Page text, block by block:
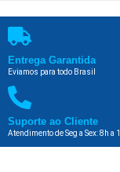
Entrega Garantida
Eviamos para todo Brasil
Suporte ao Cliente
Atendimento de Seg a Sex: 8h a